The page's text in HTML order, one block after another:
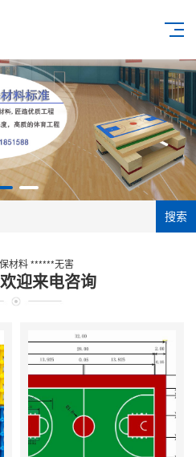
搜索
材料 ******无害
迎来电咨询